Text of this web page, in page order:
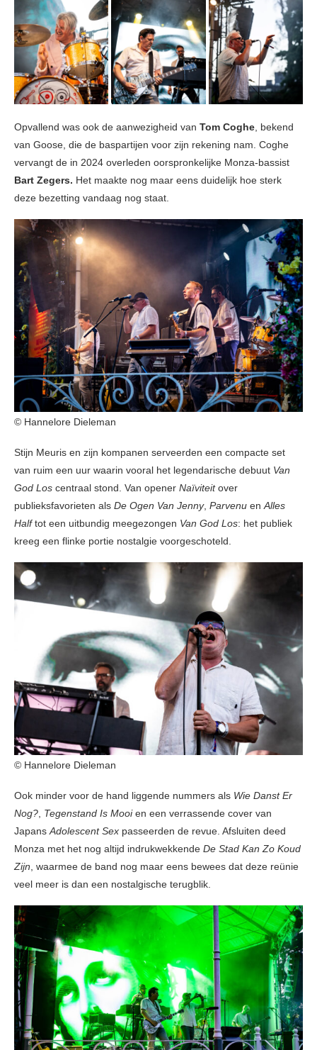
Opvallend was ook de aanwezigheid van Tom Coghe, bekend
van Goose, die de baspartijen voor zijn rekening nam. Coghe
vervangt de in 2024 overleden oorspronkelijke Monza-bassist
Bart Zegers. Het maakte nog maar eens duidelijk hoe sterk
deze bezetting vandaag nog staat.
© Hannelore Dieleman
Stijn Meuris en zijn kompanen serveerden een compacte set
van ruim een uur waarin vooral het legendarische debuut Van
God Los centraal stond. Van opener Naïviteitover
publieksfavorieten als De Ogen Van Jenny, Parvenu enAlles
Halftot een uitbundig meegezongen Van God Los: het publiek
kreeg een flinke portie nostalgie voorgeschoteld.
© Hannelore Dieleman
Ook minder voor de hand liggende nummers als Wie Danst Er
Nog?, Tegenstand Is Mooien een verrassende cover van
JapansAdolescent Sex passeerden de revue. Afsluiten deed
Monza met het nog altijd indrukwekkende De Stad Kan Zo Koud
Zijn, waarmee de band nog maar eens bewees dat deze reünie
veel meer is dan een nostalgische terugblik.